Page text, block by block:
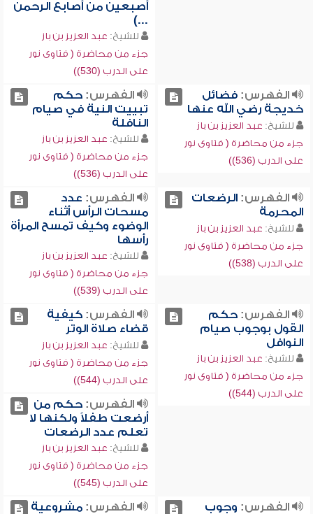
أصبعين من أصابع الرحمن
...)
للشيخ: عبد العزيز بن باز
جزء من محاضرة ( فتاوى نور
على الدرب (530))
الفهرس:فضائل
خديجة رضي الله عنها
للشيخ: عبد العزيز بن باز
جزء من محاضرة ( فتاوى نور
على الدرب (536))
الفهرس:حكم
تبييت النية في صيام
النافلة
للشيخ: عبد العزيز بن باز
جزء من محاضرة ( فتاوى نور
على الدرب (536))
الفهرس:الرضعات
المحرمة
للشيخ: عبد العزيز بن باز
جزء من محاضرة ( فتاوى نور
على الدرب (538))
الفهرس: عدد
مسحات الرأس أثناء
الوضوء وكيف تمسح المرأة
رأسها
للشيخ: عبد العزيز بن باز
جزء من محاضرة ( فتاوى نور
على الدرب (539))
الفهرس:حكم
القول بوجوب صيام
النوافل
للشيخ: عبد العزيز بن باز
جزء من محاضرة ( فتاوى نور
على الدرب (544))
الفهرس:كيفية
قضاء صلاة الوتر
للشيخ: عبد العزيز بن باز
جزء من محاضرة ( فتاوى نور
على الدرب (544))
الفهرس:حكم من
أرضعت طفلاً ولكنها لا
تعلم عدد الرضعات
للشيخ: عبد العزيز بن باز
جزء من محاضرة ( فتاوى نور
على الدرب (545))
الفهرس: وجوب
الفهرس:مشروعية